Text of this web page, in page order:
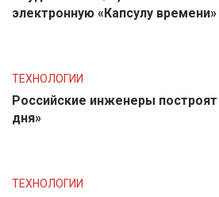
электронную «Капсулу времени»
ТЕХНОЛОГИИ
Российские инженеры
дня»
ТЕХНОЛОГИИ